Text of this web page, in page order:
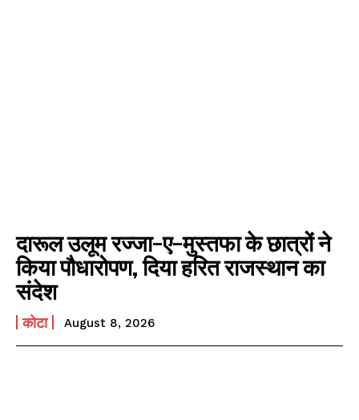
दारूल उलूम रज्जा-ए-मुस्तफा के छात्रों ने
किया पौधारोपण, दिया हरित राजस्थान का
संदेश
कोटा August 8, 2026